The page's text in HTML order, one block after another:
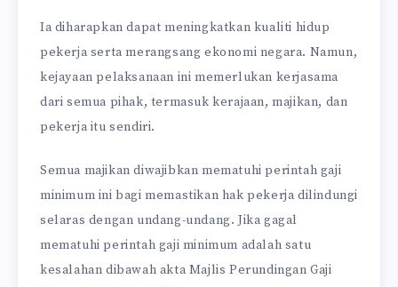
Ia diharapkan dapat meningkatkan kualiti hidup
pekerja serta merangsang ekonomi negara. Namun,
kejayaan pelaksanaan ini memerlukan kerjasama
dari semua pihak, termasuk kerajaan, majikan, dan
pekerja itu sendiri.
Semua majikan diwajibkan mematuhi perintah gaji
minimum ini bagi memastikan hak pekerja dilindungi
selaras dengan undang-undang. Jika gagal
mematuhi perintah gaji minimum adalah satu
kesalahan dibawah akta Majlis Perundingan Gaji